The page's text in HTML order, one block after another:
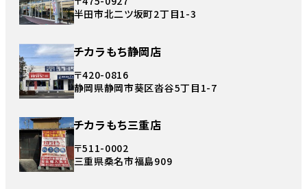
半田市北二ツ坂町2丁目1-3
チカラもち静岡店
〒420-0816
静岡県静岡市葵区沓谷5丁目1-7
チカラもち三重店
〒511-0002
三重県桑名市福島909